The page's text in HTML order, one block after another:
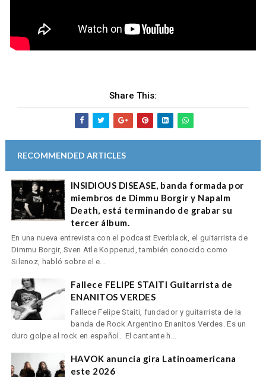
Share This:
RECOMMENDED ARTICLES
INSIDIOUS DISEASE, banda formada por
miembros de Dimmu Borgir y Napalm
Death, está terminando de grabar su
tercer álbum.
En una nueva entrevista con el podcast Everblack, el guitarrista de
Dimmu Borgir, Sven Atle Kopperud, también conocido como
Silenoz, habló sobre el e...
Fallece FELIPE STAITI Guitarrista de
ENANITOS VERDES
Fallece Felipe Staiti, fundador y guitarrista de la
banda de Rock Argentino Enanitos Verdes. Es un
duro golpe al rock en español. El cantante h...
HAVOK anuncia gira Latinoamericana
este 2026